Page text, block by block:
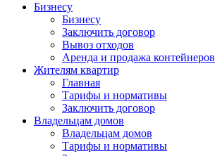
Бизнесу
Бизнесу
Заключить договор
Вывоз отходов
Аренда и продажа контейнеров
Жителям квартир
Главная
Тарифы и нормативы
Заключить договор
Владельцам домов
Владельцам домов
Тарифы и нормативы